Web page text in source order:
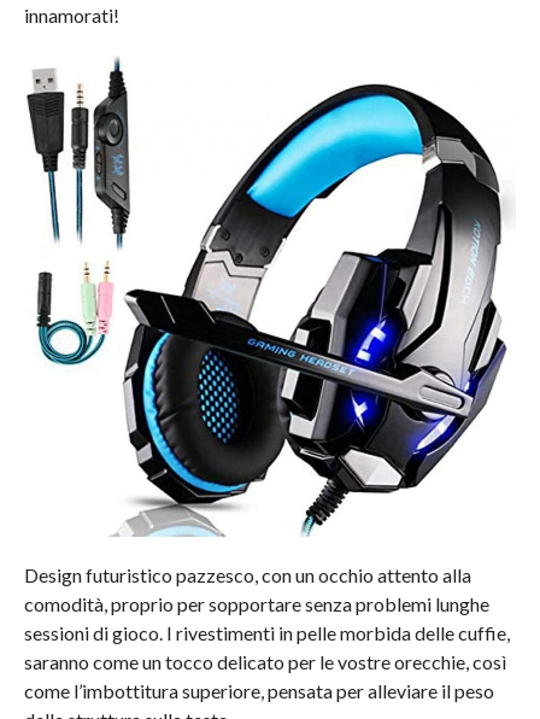
innamorati!
Design futuristico pazzesco, con un occhio attento alla
comodità, proprio per sopportare senza problemi lunghe
sessioni di gioco. I rivestimenti in pelle morbida delle cuffie,
saranno come un tocco delicato per le vostre orecchie, così
come l’imbottitura superiore, pensata per alleviare il peso